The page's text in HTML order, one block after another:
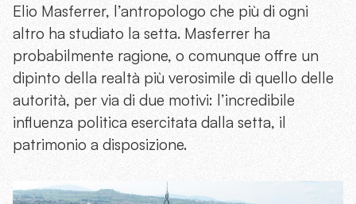
Elio Masferrer, l’antropologo che più di ogni
altro ha studiato la setta. Masferrer ha
probabilmente ragione, o comunque offre un
dipinto della realtà più verosimile di quello delle
autorità, per via di due motivi: l’incredibile
influenza politica esercitata dalla setta, il
patrimonio a disposizione.